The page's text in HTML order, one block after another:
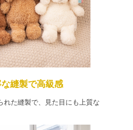
縫製で高級感
れた縫製で、見た目にも上質な